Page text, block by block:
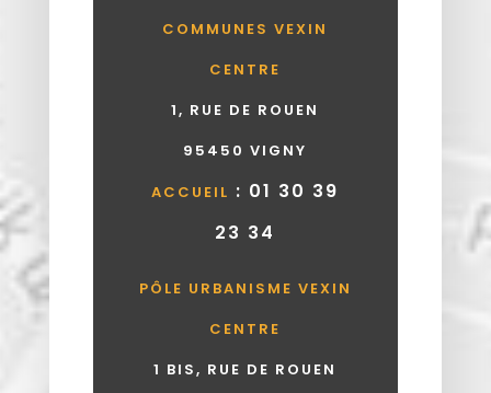
COMMUNES VEXIN
CENTRE
1, RUE DE ROUEN
95450 VIGNY
ACCUEIL : 01 30 39
23 34
PÔLE URBANISME VEXIN
CENTRE
1 BIS, RUE DE ROUEN